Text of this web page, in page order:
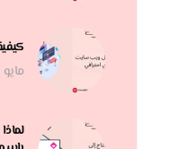
مايو 23, 2026